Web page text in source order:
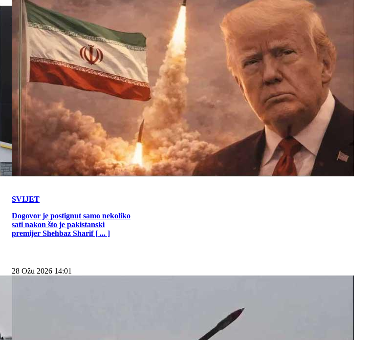
SVIJET
Dogovor je postignut samo nekoliko
sati nakon što je pakistanski
premijer Shehbaz Sharif [ ... ]
28 Ožu 2026 14:01